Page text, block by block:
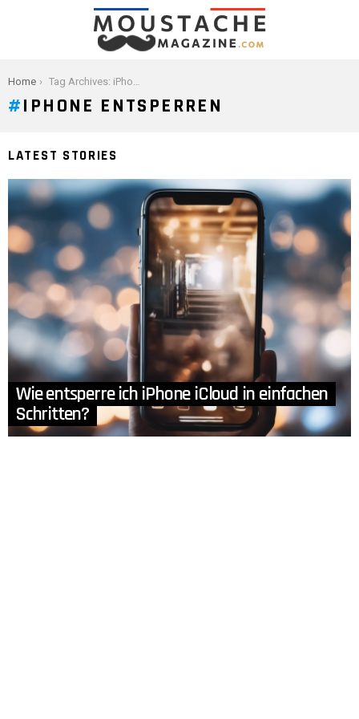
You are here:
Home Tag Archives: iPhone entsperren
IPHONE ENTSPERREN
LATEST STORIES
Wie entsperre ich iPhone iCloud in einfachen
Schritten?